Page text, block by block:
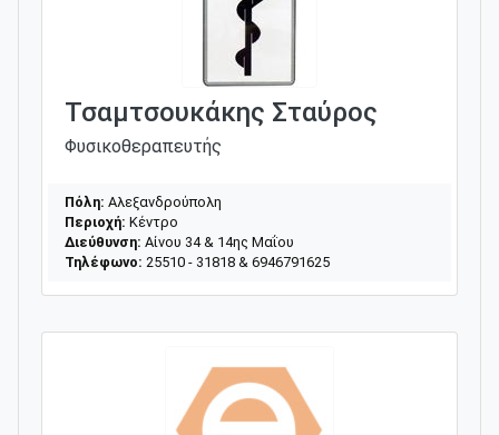
Τσαμτσουκάκης Σταύρος
Φυσικοθεραπευτής
Πόλη: Αλεξανδρούπολη
Περιοχή: Κέντρο
Διεύθυνση: Αίνου 34 & 14ης Μαΐου
Τηλέφωνο: 25510 - 31818 & 6946791625